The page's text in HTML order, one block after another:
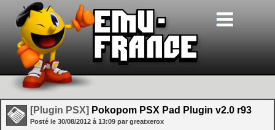
[Plugin PSX] Pokopom PSX Pad Plugin v2.0 r93
Posté le 30/08/2012 à 13:09 par greatxerox